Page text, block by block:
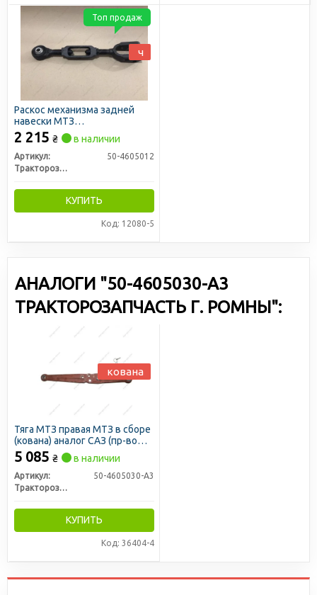
Раскос механизма задней
навески МТЗ
нерегулируемый (пр-во
Руслан-Комплект)
2 215 ₴ в наличии
Артикул:
50-4605012
Тракторозапчасть г. Ромны
КУПИТЬ
Код: 12080-5
Топ продаж
ч
АНАЛОГИ "50-4605030-А3
ТРАКТОРОЗАПЧАСТЬ Г. РОМНЫ":
Тяга МТЗ правая МТЗ в сборе
(кована) аналог САЗ (пр-во
РЗТ г. Ромны)
5 085 ₴ в наличии
Артикул:
50-4605030-А3
Тракторозапчасть г. Ромны
КУПИТЬ
Код: 36404-4
кована